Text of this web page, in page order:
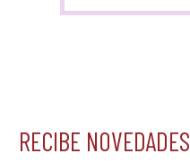
RECIBE NOVEDADES